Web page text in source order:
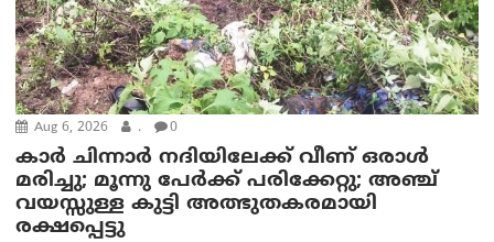
Aug 6, 2026 . 0
കാര്‍ ചിന്നാര്‍ നദിയിലേക്ക് വീണ് ഒരാള്‍
മരിച്ചു; മൂന്നു പേര്‍ക്ക് പരിക്കേറ്റു; അഞ്ച്
വയസ്സുള്ള കുട്ടി അത്ഭുതകരമായി
രക്ഷപ്പെട്ടു